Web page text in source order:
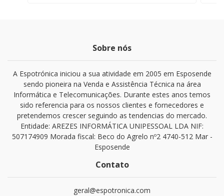
Sobre nós
A Espotrónica iniciou a sua atividade em 2005 em Esposende
sendo pioneira na Venda e Assistência Técnica na área
Informática e Telecomunicações. Durante estes anos temos
sido referencia para os nossos clientes e fornecedores e
pretendemos crescer seguindo as tendencias do mercado.
Entidade: AREZES INFORMÁTICA UNIPESSOAL LDA NIF:
507174909 Morada fiscal: Beco do Agrelo nº2 4740-512 Mar -
Esposende
Contato
geral@espotronica.com